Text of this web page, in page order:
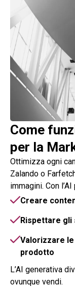
Come
per la
Ottimizza ogni
Zalando o
immagini. Con
Creare
Rispettare
Valorizzare
prodotto
L’AI generativa
ovunque vendi.